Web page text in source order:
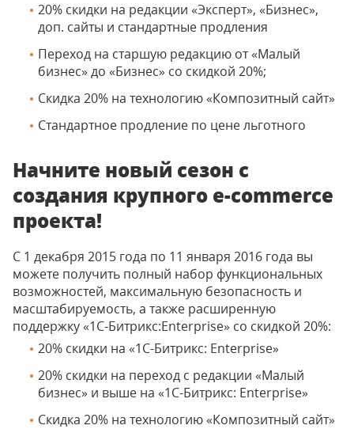
20% скидки на редакции «Эксперт», «Бизнес»,
доп. сайты и стандартные продления
Переход на старшую редакцию от «Малый
бизнес» до «Бизнес» со скидкой 20%;
Скидка 20% на технологию «Композитный сайт»
Стандартное продление по цене льготного
Начните новый сезон с
создания крупного e-commerce
проекта!
С 1 декабря 2015 года по 11 января 2016 года вы
можете получить полный набор функциональных
возможностей, максимальную безопасность и
масштабируемость, а также расширенную
поддержку «1С-Битрикс:Enterprise» со скидкой 20%:
20% скидки на «1C-Битрикс: Enterprise»
20% скидки на переход с редакции «Малый
бизнес» и выше на «1C-Битрикс: Enterprise»
Скидка 20% на технологию «Композитный сайт»